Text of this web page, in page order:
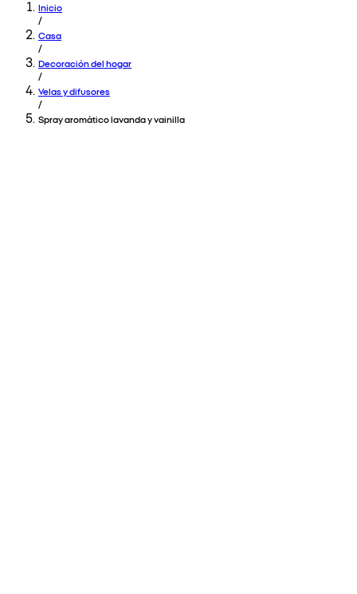
Inicio
/
Casa
/
Decoración del hogar
/
Velas y difusores
/
Spray aromático lavanda y vainilla